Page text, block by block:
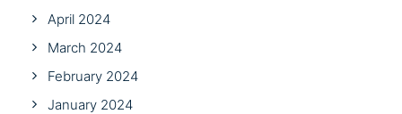
April 2024
March 2024
February 2024
January 2024